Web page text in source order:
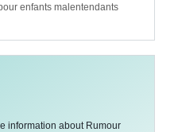
enfants malentendants
information about Rumour